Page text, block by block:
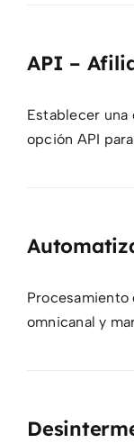
API –
Establecer una
opción API
omnicanal y